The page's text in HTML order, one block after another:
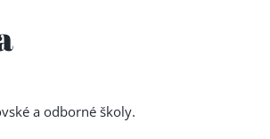
a odborné školy.